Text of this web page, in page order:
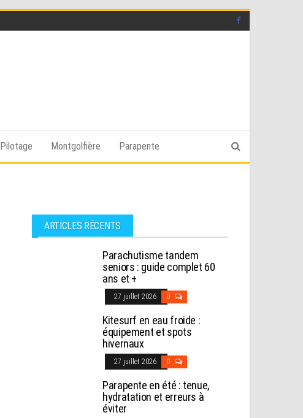
Pilotage Montgolfière Parapente
ARTICLES RÉCENTS
Parachutisme tandem
seniors : guide complet 60
ans et +
27 juillet 2026 0
Kitesurf en eau froide :
équipement et spots
hivernaux
27 juillet 2026 0
Parapente en été : tenue,
hydratation et erreurs à
éviter